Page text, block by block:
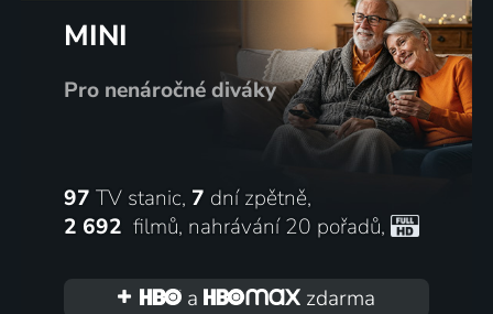
MINI
Pro nenáročné diváky
97 TV stanic, 7 dní zpětně,
2 692 filmů, nahrávání 20 pořadů,
a zdarma